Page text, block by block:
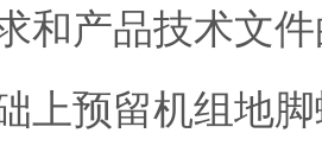
和产品技术文
上预留机组地